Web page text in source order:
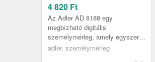
4 820 Ft
Az Adler AD 8188 egy
megbízható digitális
személymérleg, amely egyszerű,
pontos testsúly‑mérést nyújt
adler, személymérleg